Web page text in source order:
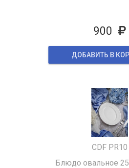
900
ДОБАВИТЬ В
CDF PR10
Блюдо овальное